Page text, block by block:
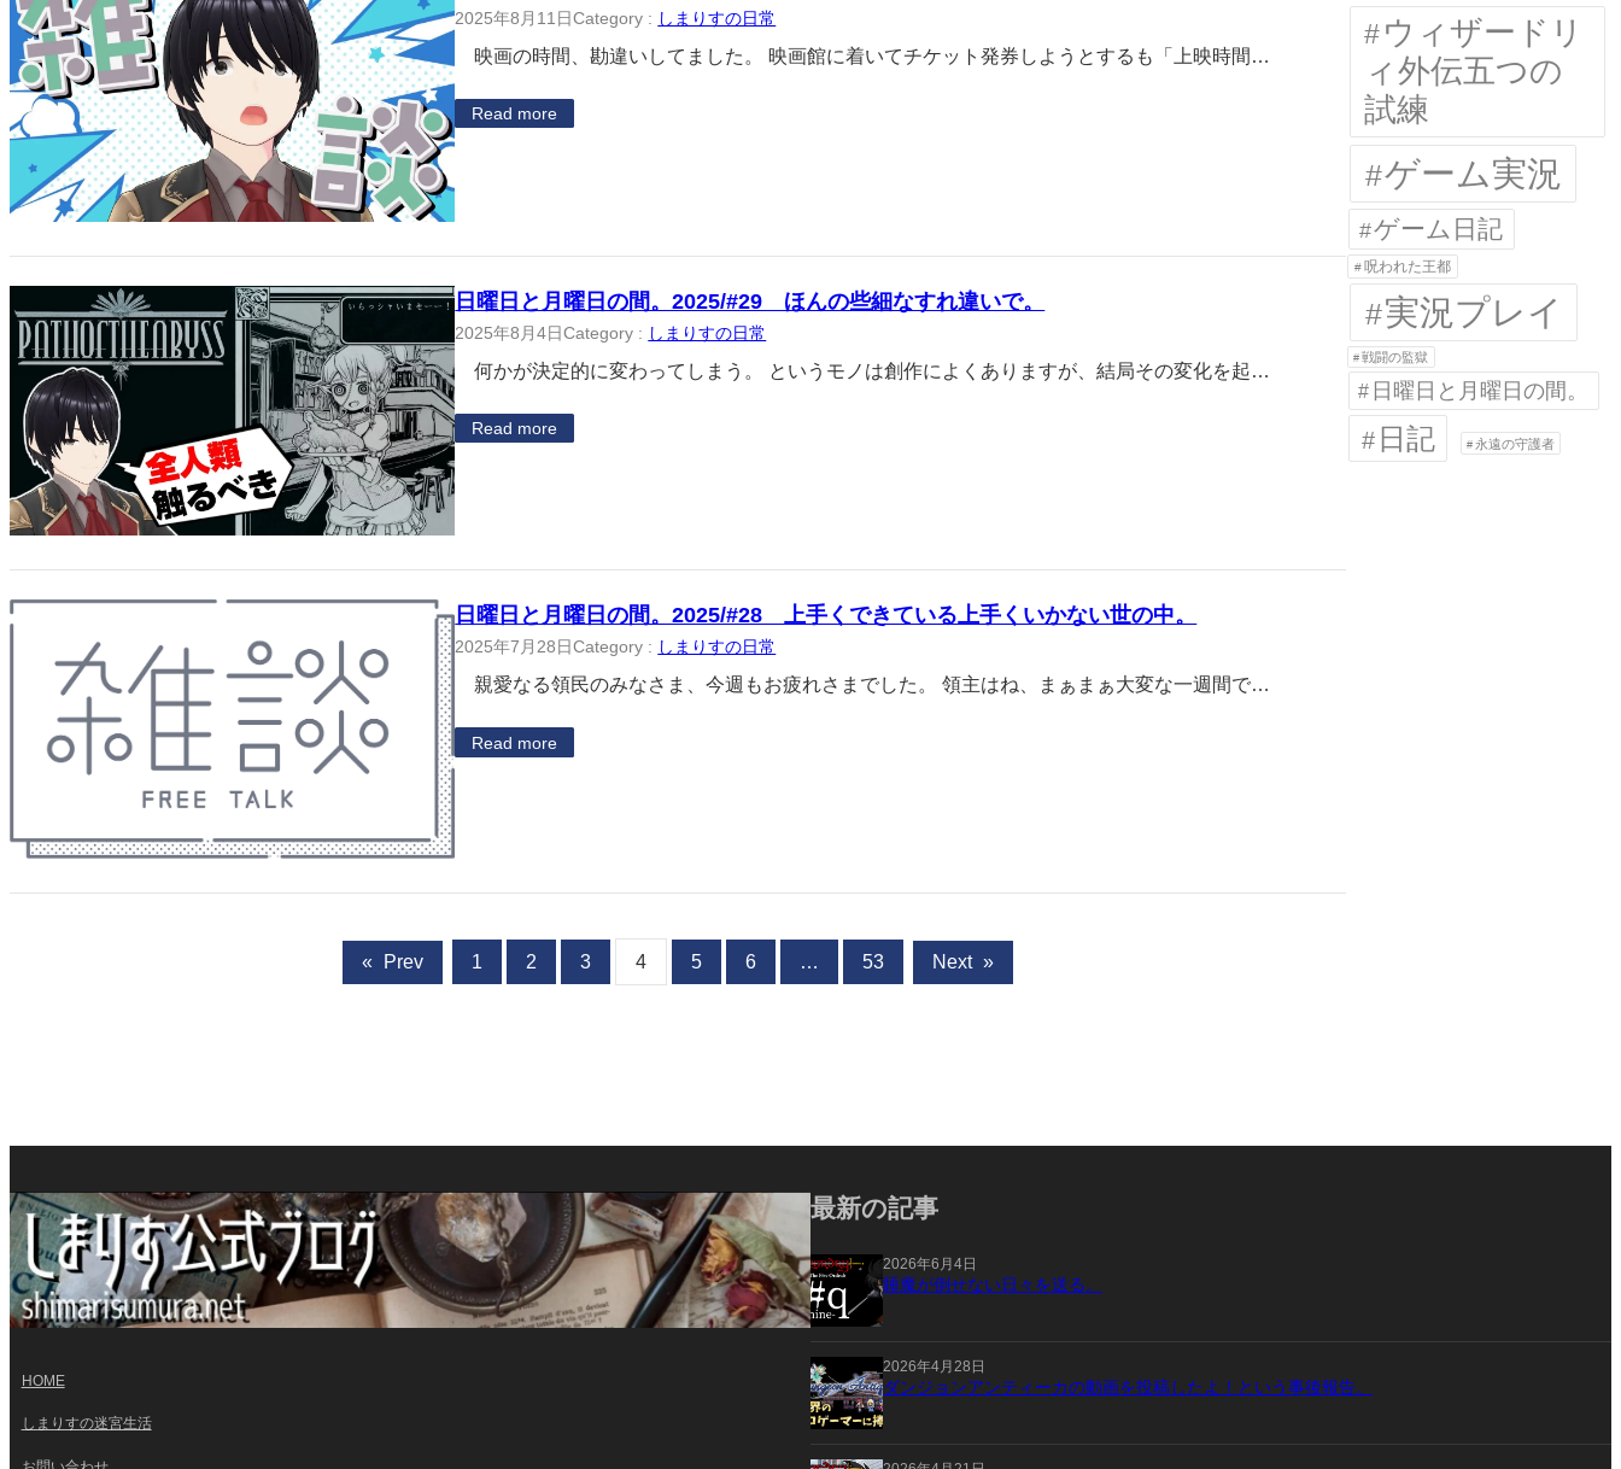
2025年8月11日Category : しまりすの日常
映画の時間、勘違いしてました。 映画館に着いてチケット発券しようとするも「上映時間…
Read more
日曜日と月曜日の間。2025/#29 ほんの些細なすれ違いで。
2025年8月4日Category : しまりすの日常
何かが決定的に変わってしまう。 というモノは創作によくありますが、結局その変化を起…
Read more
日曜日と月曜日の間。2025/#28 上手くできている上手くいかない世の中。
2025年7月28日Category : しまりすの日常
親愛なる領民のみなさま、今週もお疲れさまでした。 領主はね、まぁまぁ大変な一週間で…
Read more
« Prev 1 2 3 4 5 6 … 53 Next »
ウィザードリ
ィ外伝五つの
試練
ゲーム実況
ゲーム日記
呪われた王都
実況プレイ
戦闘の監獄
日曜日と月曜日の間。
日記 永遠の守護者
HOME
しまりすの迷宮生活
最新の記事
2026年6月4日
睡魔が倒せない日々を送る。
2026年4月28日
ダンジョンアンティーカの動画を投稿したよ！という事後報告。